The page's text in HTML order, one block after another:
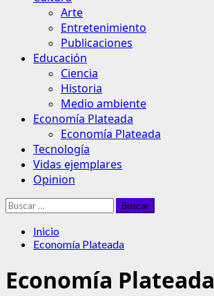
Arte
Entretenimiento
Publicaciones
Educación
Ciencia
Historia
Medio ambiente
Economía Plateada
Economía Plateada
Tecnología
Vidas ejemplares
Opinion
Buscar:
Inicio
Economía Plateada
Economía Plateada